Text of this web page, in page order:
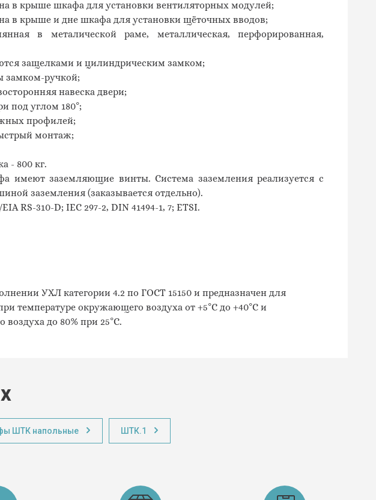
в крыше шкафа для установки вентиляторных модулей;
в крыше и дне шкафа для установки щёточных вводов;
в металической раме, металлическая, перфорированная,
защелками и цилиндрическим замком;
замком-ручкой;
навеска двери;
под углом 180°;
профилей;
монтаж;
- 800 кг.
имеют заземляющие винты. Система заземления реализуется с
заземления (заказывается отдельно).
/EIA RS-310-D; IEC 297-2, DIN 41494-1, 7; ETSI.
УХЛ категории 4.2 по ГОСТ 15150 и предназначен для
температуре окружающего воздуха от +5°С до +40°С и
до 80% при 25°С.
ШТК напольные ШТК.1